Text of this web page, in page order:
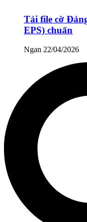
Tải file cờ
EPS) chuẩn
Ngan 22/04/2026